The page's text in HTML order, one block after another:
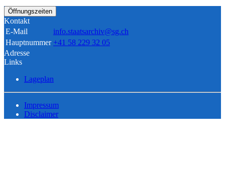
Öffnungszeiten
Kontakt
E-Mail
info.staatsarchiv@sg.ch
Hauptnummer +41 58 229 32 05
Adresse
Links
Lageplan
Impressum
Disclaimer